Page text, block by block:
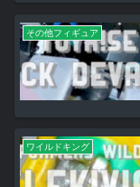
その他フィギュア
ワイルドキング